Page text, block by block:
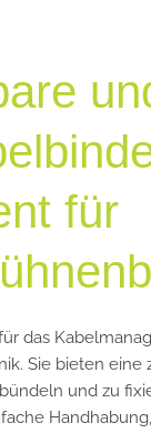
für
das
Sie bieten eine
und zu